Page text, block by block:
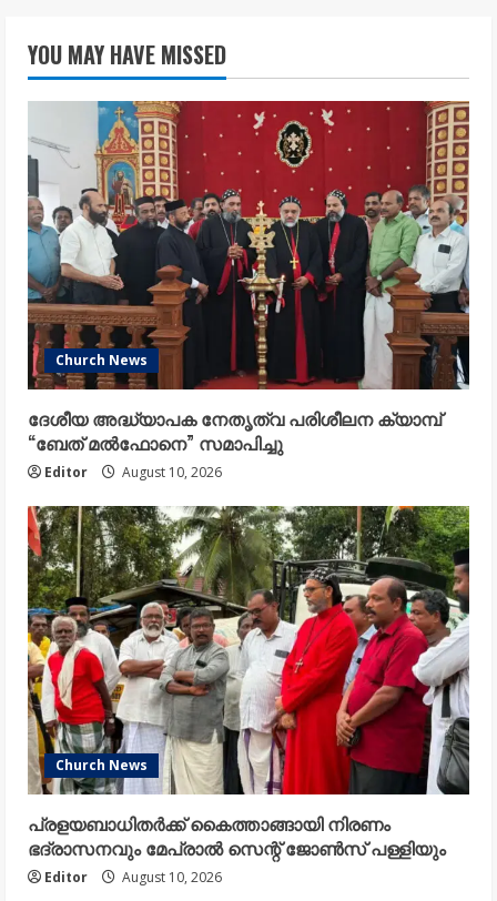
YOU MAY HAVE MISSED
Church News
ദേശീയ അദ്ധ്യാപക നേതൃത്വ പരിശീലന ക്യാമ്പ്
“ബേത് മൽഫോനെ” സമാപിച്ചു
Editor August 10, 2026
Church News
പ്രളയബാധിതർക്ക് കൈത്താങ്ങായി നിരണം
ഭദ്രാസനവും മേപ്രാൽ സെന്റ് ജോൺസ് പള്ളിയും
Editor August 10, 2026